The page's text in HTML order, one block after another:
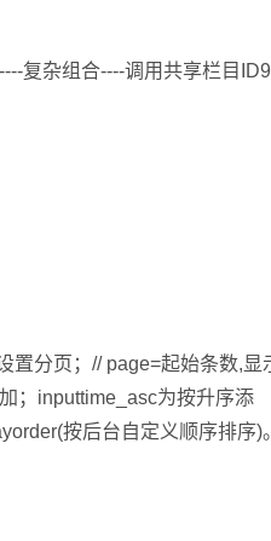
复杂组合----调用共享栏目
置分页；// page=起始条数,显
；inputtime_asc为按升序添
按后台自定义顺序排序)